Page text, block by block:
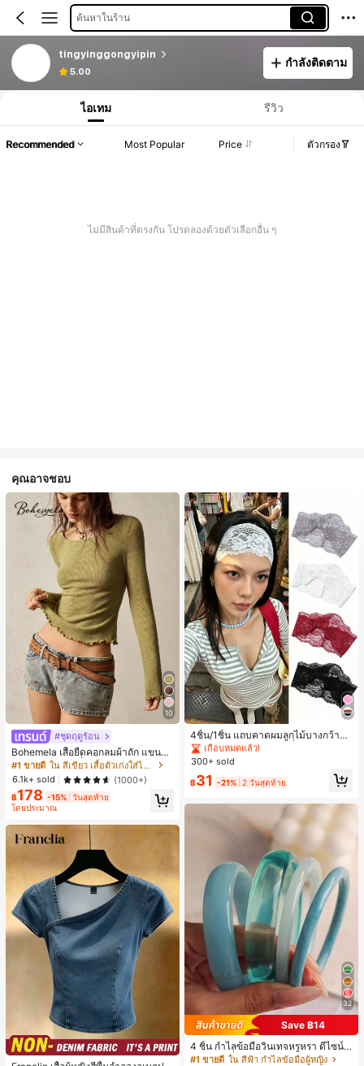
ค้นหาในร้าน
tingyinggongyipin
5.00
กำลังติดตาม
ไอเทม รีวิว
Recommended Most Popular Price ตัวกรอง
ไม่มีสินค้าที่ตรงกัน โปรดลองด้วยตัวเลือกอื่น ๆ
คุณอาจชอบ
10
#ชุดฤดูร้อน
Bohemela เสื้อยืดคอกลมผ้าถัก แขนยา
ว สีเรียบ ใช้งานทั่วไป สำหรับผู้หญิง
#1 ขายดี
ใน สีเขียว เสื้อตัวเก่งใส่ได้ทุกวัน
6.1k+ sold
(1000+)
฿178 -15% วันสุดท้าย
โดยประมาณ
4ชิ้น/1ชิ้น แถบคาดผมลูกไม้บางกว้างยื
ดหยุ่นสำหรับผู้หญิง, แฟชั่นอเนกประสง
ค์พรีเมียมหรูหราสไตล์มินิมอล ผ้าพันคอ
หรับการออกไปข้างนอกประจำวัน, ลำล
น, การมัดผม, การจัดทรงผม, การแต่งห
น้า, การจับคู่ชุด, อุปกรณ์เสริมประดับผ
#1 ขายดี
เกือบหมดแล้ว!
#1 ขายดี
เกือบหมดแล้ว!
#1 ขายดี
เกือบหมดแล้ว!
#1 ขายดี
ใน ไม่เป็นทางการ เครื่องประดับผมผู้หญิง
300+ sold
฿31 -21% 2 วันสุดท้าย
32
Save ฿14
4 ชิ้น กำไลข้อมือวินเทจหรูหรา ดีไซน์มิ
นิมอลแฟชั่น เหมาะสำหรับใส่ในชีวิตปร
#1 ขายดี ใน สีฟ้า กำไลข้อมือผู้หญิง